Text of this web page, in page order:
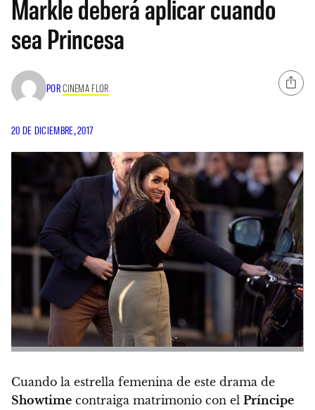
Markle deberá aplicar cuando
sea Princesa
PORCINEMA FLOR
20 DE DICIEMBRE, 2017
Cuando la estrella femenina de este drama de
Showtime contraiga matrimonio con el Príncipe